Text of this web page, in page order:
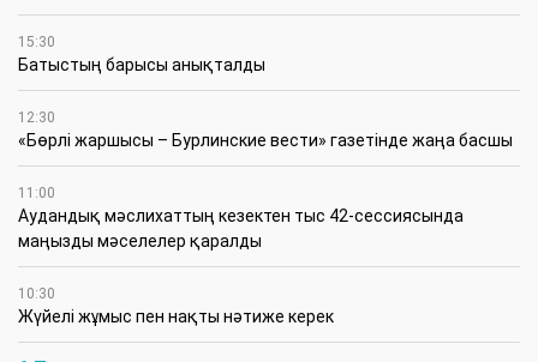
15:30
Батыстың барысы анықталды
12:30
«Бөрлі жаршысы – Бурлинские вести» газетінде жаңа басшы
11:00
Аудандық мәслихаттың кезектен тыс 42-сессиясында
маңызды мәселелер қаралды
10:30
Жүйелі жұмыс пен нақты нәтиже керек